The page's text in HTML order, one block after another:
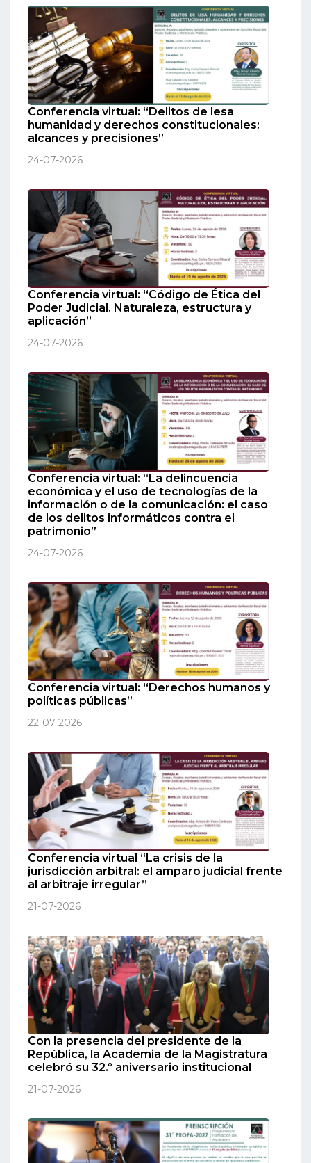
Conferencia virtual: “Delitos de lesa
humanidad y derechos constitucionales:
alcances y precisiones”
24-07-2026
Conferencia virtual: “Código de Ética del
Poder Judicial. Naturaleza, estructura y
aplicación”
24-07-2026
Conferencia virtual: “La delincuencia
económica y el uso de tecnologías de la
información o de la comunicación: el caso
de los delitos informáticos contra el
patrimonio”
24-07-2026
Conferencia virtual: “Derechos humanos y
políticas públicas”
22-07-2026
Conferencia virtual “La crisis de la
jurisdicción arbitral: el amparo judicial frente
al arbitraje irregular”
21-07-2026
Con la presencia del presidente de la
República, la Academia de la Magistratura
celebró su 32.º aniversario institucional
21-07-2026